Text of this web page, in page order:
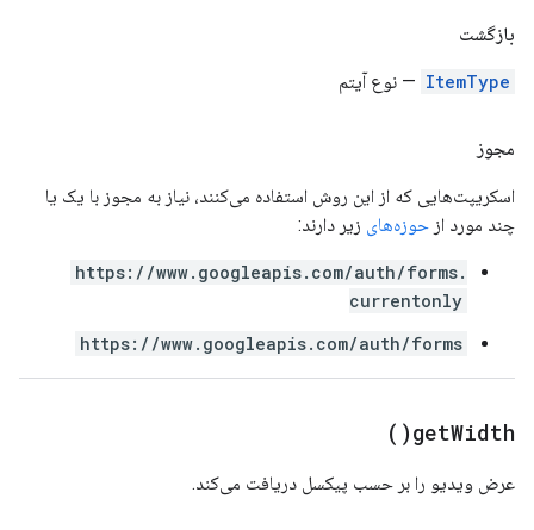
بازگشت
ItemType — نوع آیتم
مجوز
اسکریپت‌هایی که از این روش استفاده می‌کنند، نیاز به مجوز با یک یا
چند مورد از حوزه‌های زیر دارند:
https://www.googleapis.com/auth/forms.
currentonly
https://www.googleapis.com/auth/forms
getWidth(
)
عرض ویدیو را بر حسب پیکسل دریافت می‌کند.